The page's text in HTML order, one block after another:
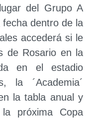
del Grupo A
dentro de la
accederá si le
de Rosario en la
en el estadio
la ´Academia´
la tabla anual y
próxima Copa